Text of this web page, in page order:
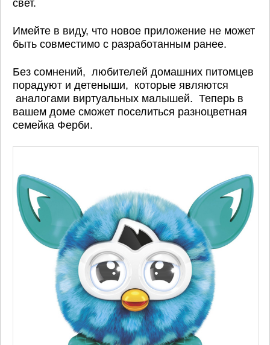
свет.
Имейте в виду, что новое приложение не может
быть совместимо с разработанным ранее.
Без сомнений, любителей домашних питомцев
порадуют и детеныши, которые являются
аналогами виртуальных малышей. Теперь в
вашем доме сможет поселиться разноцветная
семейка Ферби.